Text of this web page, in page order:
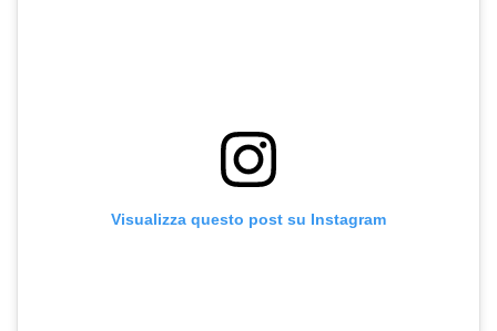
Visualizza questo post su Instagram